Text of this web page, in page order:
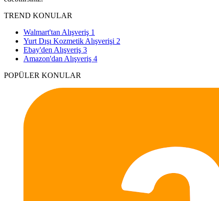
TREND KONULAR
Walmart'tan Alışveriş 1
Yurt Dışı Kozmetik Alışverişi 2
Ebay'den Alışveriş 3
Amazon'dan Alışveriş 4
POPÜLER KONULAR